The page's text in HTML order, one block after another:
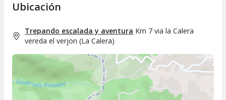
Ubicación
Trepando escalada y aventura Km 7 via la Calera
vereda el verjon (La Calera)